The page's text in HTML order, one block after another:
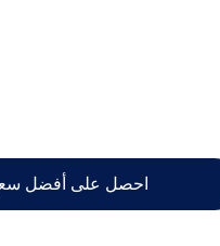
احصل على أفضل